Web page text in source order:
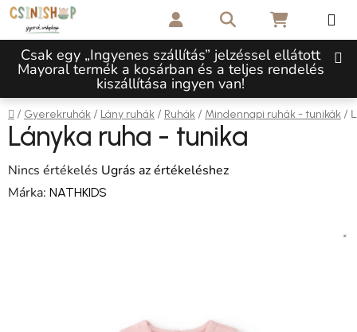
Ugrás a fő tartalomhoz
Csak egy „Ingyenes szállítás” jelzéssel ellátott
Mayoral termék a kosárban és a teljes rendelés
kiszállítása ingyen van!
KeresésKOSÁR
Kezdőlap
/ Gyerekruhák / Lány ruhák / Ruhák / Mindennapi ruhák - tunikák /
Lányka ruha - tunika
A termék átlagos értékelése 5-ből 0,0 csillag.
Nincs értékelés Ugrás az értékeléshez
Márka: NATHKIDS